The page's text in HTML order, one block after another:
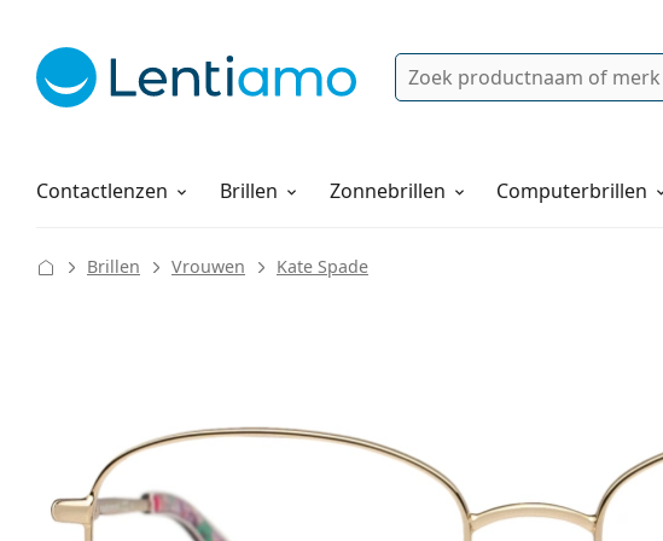
Zoek
Contactlenzen
Lenzenvloeistoffen Brillen Zonnebrillen Computerbrillen
Hoe bestellen
Brillen Vrouwen Kate Spade